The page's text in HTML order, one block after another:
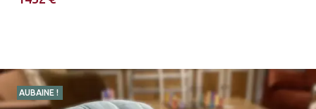
AUBAINE !